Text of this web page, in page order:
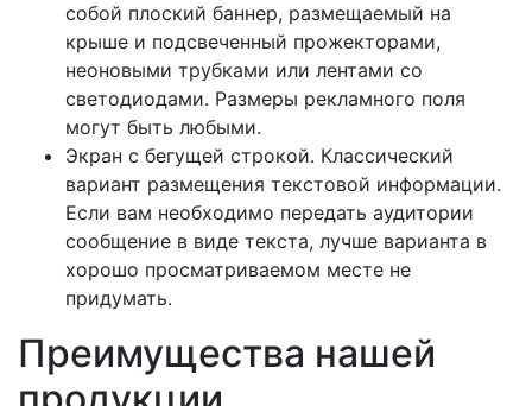
собой плоский баннер, размещаемый на
крыше и подсвеченный прожекторами,
неоновыми трубками или лентами со
светодиодами. Размеры рекламного поля
могут быть любыми.
Экран с бегущей строкой. Классический
вариант размещения текстовой информации.
Если вам необходимо передать аудитории
сообщение в виде текста, лучше варианта в
хорошо просматриваемом месте не
придумать.
Преимущества нашей